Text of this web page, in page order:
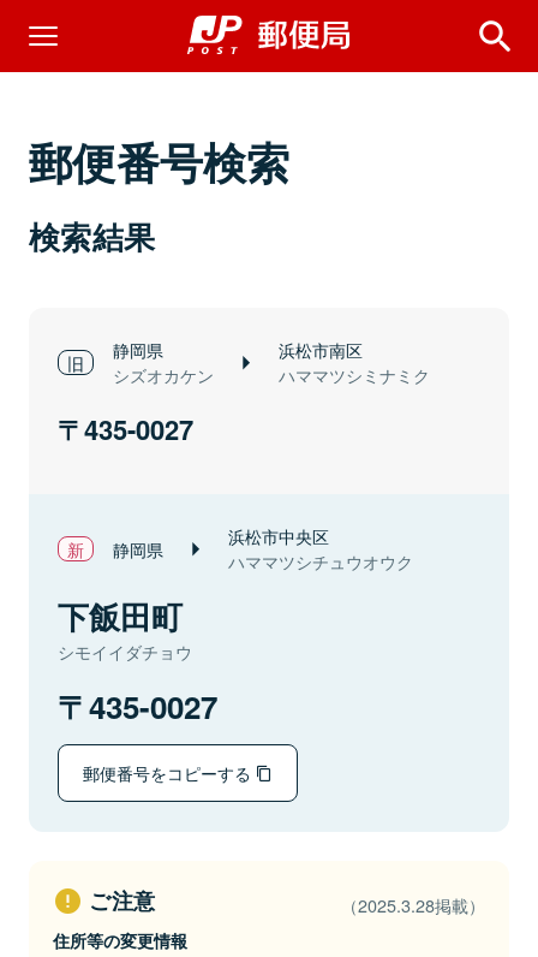
郵便番号検索
検索結果
静岡県
シズオカケン
浜松市南区
ハママツシミナミク
435-0027
静岡県 浜松市中央区
ハママツシチュウオウク
下飯田町
シモイイダチョウ
435-0027
郵便番号をコピーする
ご注意 （2025.3.28掲載）
住所等の変更情報